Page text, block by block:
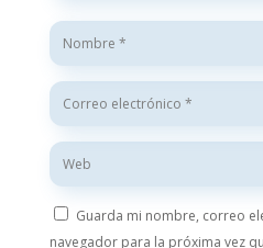
Guarda mi nombre, correo
navegador para la próxima vez